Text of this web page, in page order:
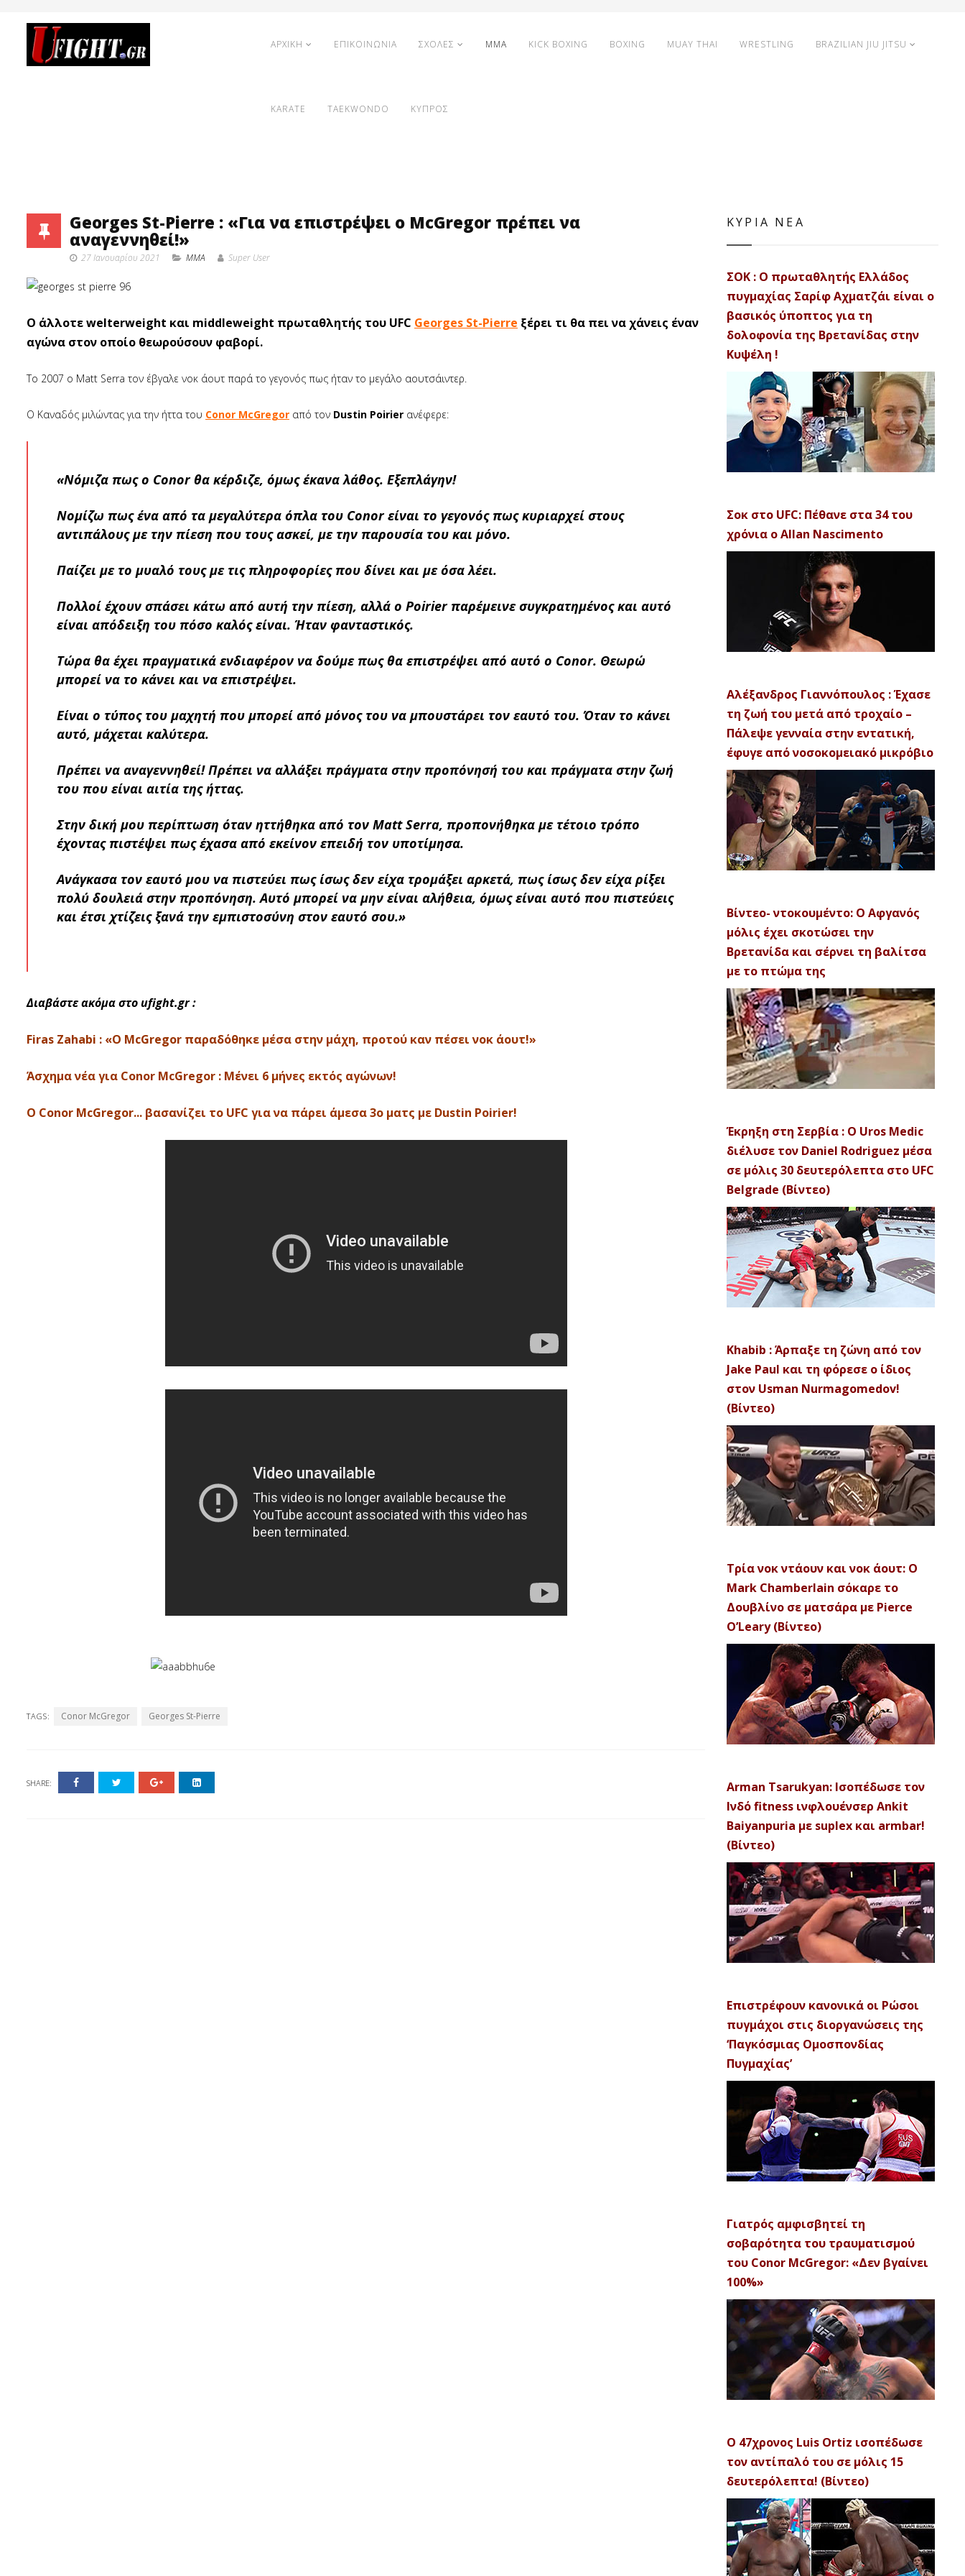
ΑΡΧΙΚΗ ΕΠΙΚΟΙΝΩΝΙΑ ΣΧΟΛΕΣ MMA KICK BOXING BOXING MUAY THAI WRESTLING BRAZILIAN JIU JITSU
KARATE TAEKWONDO ΚΥΠΡΟΣ
Georges St-Pierre : «Για να επιστρέψει ο McGregor πρέπει να
αναγεννηθεί!»
27 Ιανουαρίου 2021 MMA Super User
O άλλοτε welterweight και middleweight πρωταθλητής του UFC Georges St-Pierre ξέρει τι θα πει να χάνεις έναν
αγώνα στον οποίο θεωρούσουν φαβορί.
Το 2007 ο Matt Serra τον έβγαλε νοκ άουτ παρά το γεγονός πως ήταν το μεγάλο αουτσάιντερ.
Ο Καναδός μιλώντας για την ήττα του Conor McGregor από τον Dustin Poirier ανέφερε:
«Νόμιζα πως ο Conor θα κέρδιζε, όμως έκανα λάθος. Εξεπλάγην!
Νομίζω πως ένα από τα μεγαλύτερα όπλα του Conor είναι το γεγονός πως κυριαρχεί στους
αντιπάλους με την πίεση που τους ασκεί, με την παρουσία του και μόνο.
Παίζει με το μυαλό τους με τις πληροφορίες που δίνει και με όσα λέει.
Πολλοί έχουν σπάσει κάτω από αυτή την πίεση, αλλά ο Poirier παρέμεινε συγκρατημένος και αυτό
είναι απόδειξη του πόσο καλός είναι. Ήταν φανταστικός.
Τώρα θα έχει πραγματικά ενδιαφέρον να δούμε πως θα επιστρέψει από αυτό ο Conor. Θεωρώ
μπορεί να το κάνει και να επιστρέψει.
Είναι ο τύπος του μαχητή που μπορεί από μόνος του να μπουστάρει τον εαυτό του. Όταν το κάνει
αυτό, μάχεται καλύτερα.
Πρέπει να αναγεννηθεί! Πρέπει να αλλάξει πράγματα στην προπόνησή του και πράγματα στην ζωή
του που είναι αιτία της ήττας.
Στην δική μου περίπτωση όταν ηττήθηκα από τον Matt Serra, προπονήθηκα με τέτοιο τρόπο
έχοντας πιστέψει πως έχασα από εκείνον επειδή τον υποτίμησα.
Ανάγκασα τον εαυτό μου να πιστεύει πως ίσως δεν είχα τρομάξει αρκετά, πως ίσως δεν είχα ρίξει
πολύ δουλειά στην προπόνηση. Αυτό μπορεί να μην είναι αλήθεια, όμως είναι αυτό που πιστεύεις
και έτσι χτίζεις ξανά την εμπιστοσύνη στον εαυτό σου.»
Διαβάστε ακόμα στο ufight.gr :
Firas Zahabi : «Ο McGregor παραδόθηκε μέσα στην μάχη, προτού καν πέσει νοκ άουτ!»
Άσχημα νέα για Conor McGregor : Μένει 6 μήνες εκτός αγώνων!
O Conor McGregor... βασανίζει το UFC για να πάρει άμεσα 3ο ματς με Dustin Poirier!
TAGS: Conor McGregor Georges St-Pierre
SHARE:
ΚΥΡΙΑ ΝΕΑ
ΣΟΚ : Ο πρωταθλητής Ελλάδος
πυγμαχίας Σαρίφ Αχματζάι είναι ο
βασικός ύποπτος για τη
δολοφονία της Βρετανίδας στην
Κυψέλη !
Σοκ στο UFC: Πέθανε στα 34 του
χρόνια ο Allan Nascimento
Αλέξανδρος Γιαννόπουλος : Έχασε
τη ζωή του μετά από τροχαίο –
Πάλεψε γενναία στην εντατική,
έφυγε από νοσοκομειακό μικρόβιο
Βίντεο- ντοκουμέντο: Ο Αφγανός
μόλις έχει σκοτώσει την
Βρετανίδα και σέρνει τη βαλίτσα
με το πτώμα της
Έκρηξη στη Σερβία : Ο Uros Medic
διέλυσε τον Daniel Rodriguez μέσα
σε μόλις 30 δευτερόλεπτα στο UFC
Belgrade (Βίντεο)
Khabib : Άρπαξε τη ζώνη από τον
Jake Paul και τη φόρεσε ο ίδιος
στον Usman Nurmagomedov!
(Βίντεο)
Τρία νοκ ντάουν και νοκ άουτ: Ο
Mark Chamberlain σόκαρε το
Δουβλίνο σε ματσάρα με Pierce
O’Leary (Βίντεο)
Arman Tsarukyan: Ισοπέδωσε τον
Ινδό fitness ινφλουένσερ Ankit
Baiyanpuria με suplex και armbar!
(Βίντεο)
Επιστρέφουν κανονικά οι Ρώσοι
πυγμάχοι στις διοργανώσεις της
‘Παγκόσμιας Ομοσπονδίας
Πυγμαχίας’
Γιατρός αμφισβητεί τη
σοβαρότητα του τραυματισμού
του Conor McGregor: «Δεν βγαίνει
100%»
Ο 47χρονος Luis Ortiz ισοπέδωσε
τον αντίπαλό του σε μόλις 15
δευτερόλεπτα! (Βίντεο)